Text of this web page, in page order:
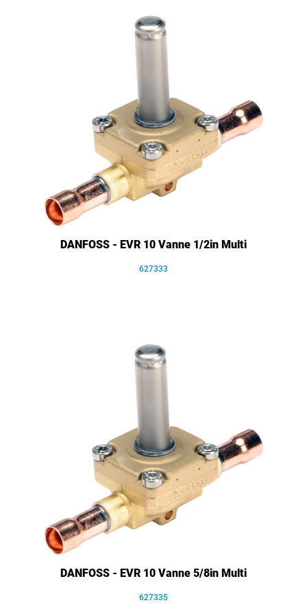
DANFOSS - EVR 10 Vanne 1/2in Multi
627333
DANFOSS - EVR 10 Vanne 5/8in Multi
627335